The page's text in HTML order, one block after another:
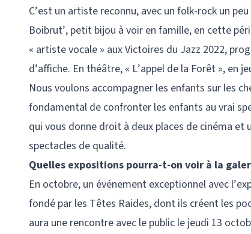
C’est un artiste reconnu, avec un folk-rock un
Boibrut’, petit bijou à voir en famille, en cette
« artiste vocale » aux Victoires du Jazz 2022,
d’affiche. En théâtre, « L’appel de la Forêt », en
Nous voulons accompagner les enfants sur les
fondamental de confronter les enfants au vrai
qui vous donne droit à deux places de cinéma et
spectacles de qualité.
Quelles expositions pourra-t-on voir à la
En octobre, un événement exceptionnel avec
fondé par les Têtes Raides, dont ils créent les
aura une rencontre avec le public le jeudi 13